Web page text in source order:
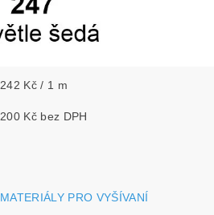
242 Kč / 1 m
200 Kč bez DPH
MATERIÁLY PRO VYŠÍVANÍ